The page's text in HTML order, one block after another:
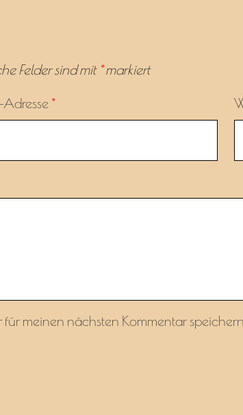
Felder sind mit *markiert
*
meinen nächsten Kommentar